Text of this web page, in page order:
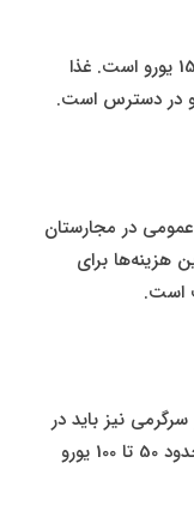
هزینه ماهانه برای مواد غذایی حدود 100 تا 150 یورو است. غذا
و در دسترس است.
در مجارستان
20 یورو است. این هزینه‌ها برای
است.
سرگرمی نیز باید در
بودجه ماهانه در نظر گرفته شود که معمولا حدود 50 تا 100 یورو